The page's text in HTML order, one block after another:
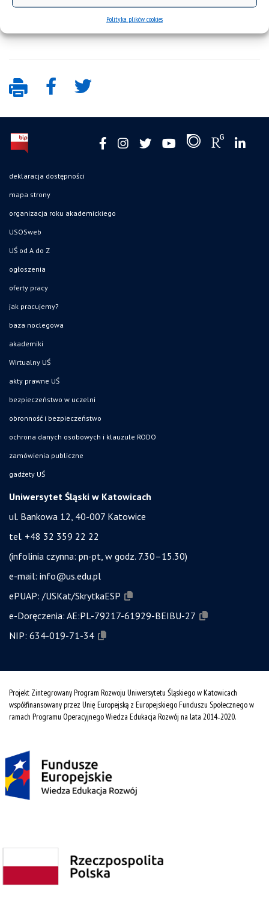
Polityka plików cookies
deklaracja dostępności
mapa strony
organizacja roku akademickiego
USOSweb
UŚ od A do Z
ogłoszenia
oferty pracy
jak pracujemy?
baza noclegowa
akademiki
Wirtualny UŚ
akty prawne UŚ
bezpieczeństwo w uczelni
obronność i bezpieczeństwo
ochrona danych osobowych i klauzule RODO
zamówienia publiczne
gadżety UŚ
Uniwersytet Śląski w Katowicach
ul. Bankowa 12, 40-007 Katowice
tel. +48 32 359 22 22
(infolinia czynna: pn-pt, w godz. 7.30–15.30)
e-mail: info@us.edu.pl
ePUAP: /USKat/SkrytkaESP
e-Doręczenia: AE:PL-79217-61929-BEIBU-27
NIP: 634-019-71-34
Projekt Zintegrowany Program Rozwoju Uniwersytetu Śląskiego w Katowicach
współfinansowany przez Unię Europejską z Europejskiego Funduszu Społecznego w
ramach Programu Operacyjnego Wiedza Edukacja Rozwój na lata 2014˗2020.